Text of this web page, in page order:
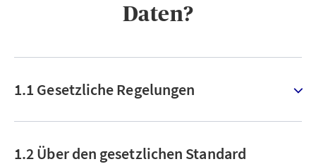
Daten?
1.1 Gesetzliche Regelungen
1.2 Über den gesetzlichen Standard